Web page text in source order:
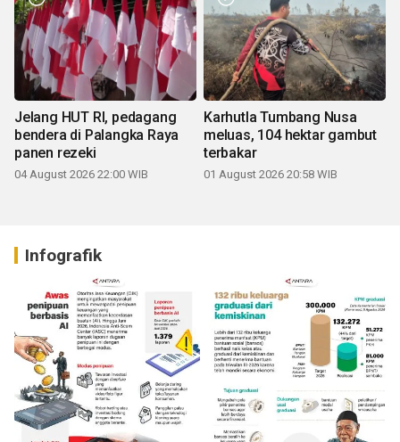
Jelang HUT RI, pedagang
bendera di Palangka Raya
panen rezeki
04 August 2026 22:00 WIB
Karhutla Tumbang Nusa
meluas, 104 hektar gambut
terbakar
01 August 2026 20:58 WIB
Infografik